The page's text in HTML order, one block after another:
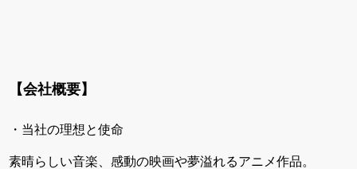
【会社概要】
・当社の理想と使命
素晴らしい音楽、感動の映画や夢溢れるアニメ作品。